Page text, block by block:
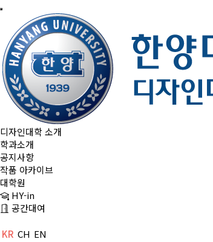
디자인대학 소개
학과소개
공지사항
작품 아카이브
대학원
HY-in
공간대여
KR CH EN